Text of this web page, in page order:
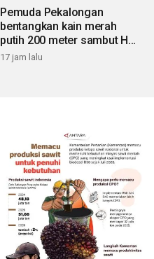
Pemuda Pekalongan
bentangkan kain merah
putih 200 meter sambut HUT
RI
17 jam lalu